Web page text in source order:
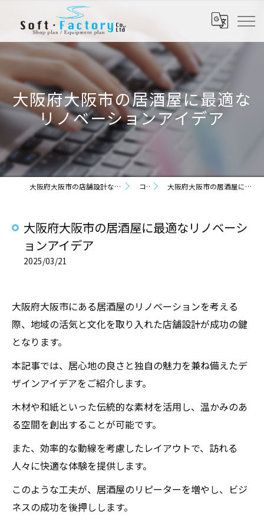
大阪府大阪市の居酒屋に最適な
リノベーションアイデア
大阪府大阪市の店舗設計なら株式会社ソフト・ファクトリー コラム 大阪府大阪市の居酒屋に最適なリノベーションアイデア
大阪府大阪市の居酒屋に最適なリノベーシ
ョンアイデア
2025/03/21
大阪府大阪市にある居酒屋のリノベーションを考える
際、地域の活気と文化を取り入れた店舗設計が成功の鍵
となります。
本記事では、居心地の良さと独自の魅力を兼ね備えたデ
ザインアイデアをご紹介します。
木材や和紙といった伝統的な素材を活用し、温かみのあ
る空間を創出することが可能です。
また、効率的な動線を考慮したレイアウトで、訪れる
人々に快適な体験を提供します。
このような工夫が、居酒屋のリピーターを増やし、ビジ
ネスの成功を後押しします。